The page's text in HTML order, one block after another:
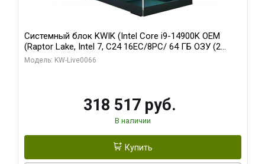
Системный блок KWIK (Intel Core i9-14900K OEM
(Raptor Lake, Intel 7, C24 16EC/8PC/ 64 ГБ ОЗУ (2
модуля)/ Gigabyte RTX5080 XTREME WATERFORCE
Модель: KW-Live0066
318 517 руб.
В наличии
Купить